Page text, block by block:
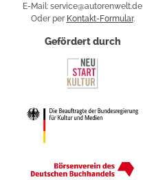
E-Mail: service@autorenwelt.de
Oder per Kontakt-Formular.
Gefördert durch